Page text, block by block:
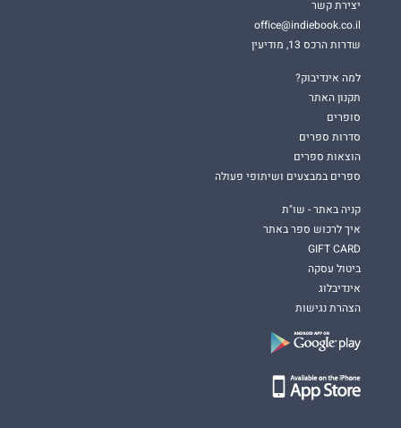
יצירת קשר
office@indiebook.co.il
שדרות הרכס 13, מודיעין
למה אינדיבוק?
תקנון האתר
סופרים
סדרות ספרים
הוצאות ספרים
ספרים במבצעים ושיתופי פעולה
קניה באתר - שו"ת
איך לרכוש ספר באתר
GIFT CARD
ביטול עסקה
אינדיבלוג
הצהרת נגישות